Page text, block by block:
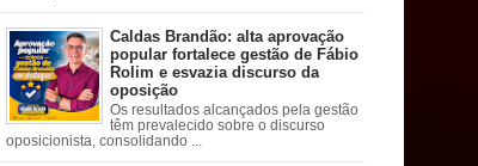
Caldas Brandão: alta aprovação
popular fortalece gestão de Fábio
Rolim e esvazia discurso da
oposição
Os resultados alcançados pela gestão
têm prevalecido sobre o discurso
oposicionista, consolidando ...